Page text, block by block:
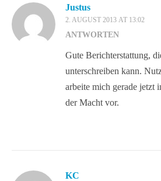
Justus
2. AUGUST 2013 AT 13:02
ANTWORTEN
Gute Berichterstattung,
unterschreiben kann.
arbeite mich gerade jetzt
der Macht vor.
KC